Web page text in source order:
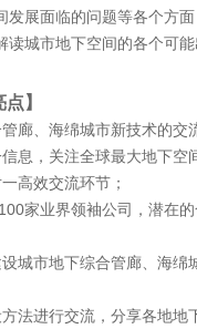
发展面临的问题等各个方面
读城市地下空间的各个可能
】
廊、海绵城市新技术的交
息，关注全球最大地下空
高效交流环节；
家业界领袖公司，潜在
城市地下综合管廊、海绵
法进行交流，分享各地地